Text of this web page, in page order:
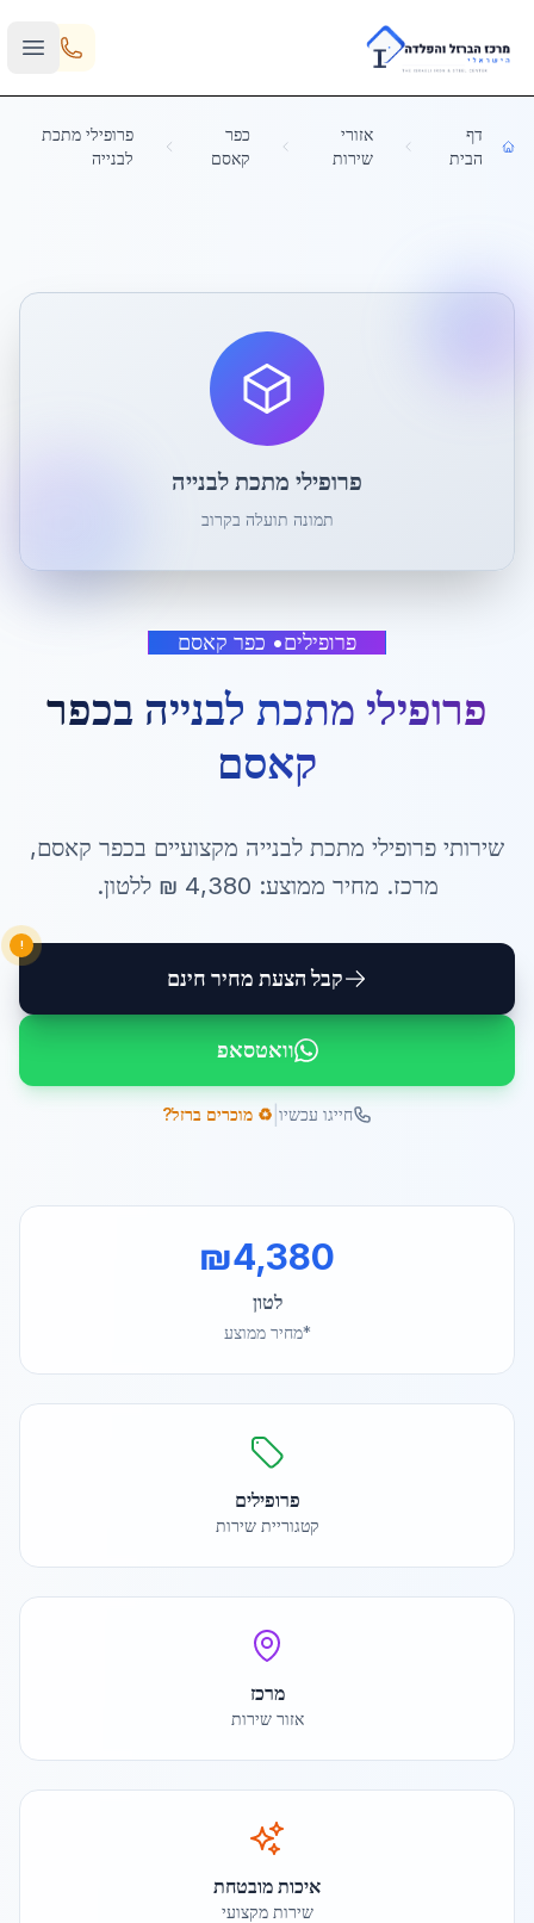
Skip to main content
דף
הבית
אזורי
שירות
כפר
קאסם
פרופילי מתכת
לבנייה
פרופילים• כפר קאסם
פרופילי מתכת לבנייה בכפר
קאסם
שירותי פרופילי מתכת לבנייה מקצועיים בכפר קאסם,
מרכז. מחיר ממוצע: 4,380 ₪ ללטון.
קבל הצעת מחיר חינם
!
וואטסאפ
חייגו עכשיו ♻️ מוכרים ברזל?
פרופילי מתכת לבנייה
תמונה תועלה בקרוב
₪4,380
לטון
*מחיר ממוצע
פרופילים
קטגוריית שירות
מרכז
אזור שירות
איכות מובטחת
שירות מקצועי